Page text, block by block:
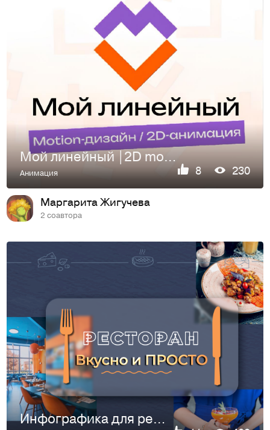
Мой линейный |2D motion-design
Анимация 8 230
Маргарита Жигучева
2 соавтора
Инфографика для ресторана